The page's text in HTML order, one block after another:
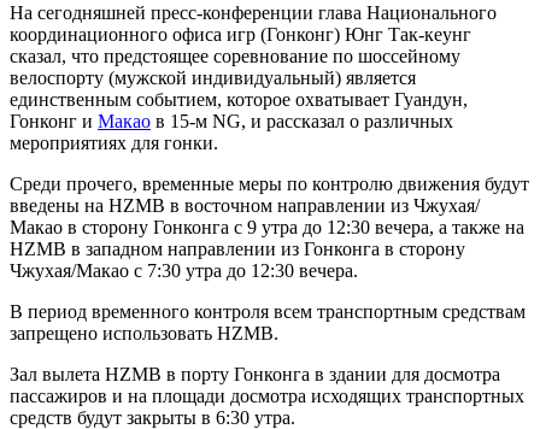
На сегодняшней пресс-конференции глава Национального
координационного офиса игр (Гонконг) Юнг Так-кеунг
сказал, что предстоящее соревнование по шоссейному
велоспорту (мужской индивидуальный) является
единственным событием, которое охватывает Гуандун,
Гонконг и Макао в 15-м NG, и рассказал о различных
мероприятиях для гонки.
Среди прочего, временные меры по контролю движения будут
введены на HZMB в восточном направлении из Чжухая/
Макао в сторону Гонконга с 9 утра до 12:30 вечера, а также на
HZMB в западном направлении из Гонконга в сторону
Чжухая/Макао с 7:30 утра до 12:30 вечера.
В период временного контроля всем транспортным средствам
запрещено использовать HZMB.
Зал вылета HZMB в порту Гонконга в здании для досмотра
пассажиров и на площади досмотра исходящих транспортных
средств будут закрыты в 6:30 утра.